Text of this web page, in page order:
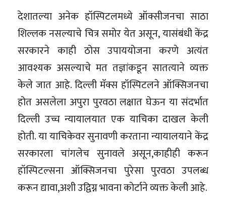
देशातल्या अनेक हॉस्पिटलमध्ये ऑक्सीजनचा साठा
शिल्लक नसल्याचे चित्र समोर येत असून, यासंबंधी केंद्र
सरकारने काही ठोस उपाययोजना करणे अत्यंत
आवश्यक असल्याचे मत तज्ञांकडून सातत्याने व्यक्त
केले जात आहे. दिल्ली मॅक्स हॉस्पिटलने ऑक्सिजनचा
होत असलेला अपुरा पुरवठा लक्षात घेऊन या संदर्भात
दिल्ली उच्च न्यायालयात एक याचिका दाखल केली
होती. या याचिकेवर सुनावणी करताना न्यायालयाने केंद्र
सरकारला चांगलेच सुनावले असून,काहीही करून
हॉस्पिटल्सना ऑक्सिजनचा पुरेसा पुरवठा उपलब्ध
करून द्यावा,अशी उद्विग्न भावना कोर्टाने व्यक्त केली आहे.